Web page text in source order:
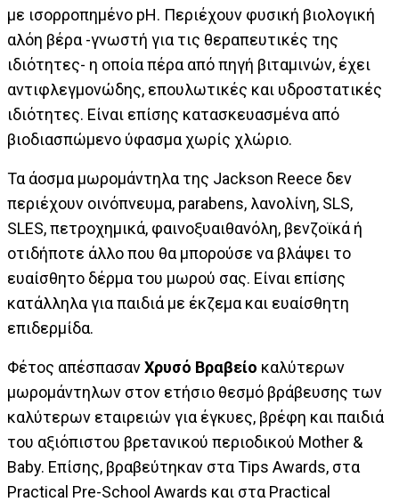
με ισορροπημένο pH. Περιέχουν φυσική βιολογική
αλόη βέρα -γνωστή για τις θεραπευτικές της
ιδιότητες- η οποία πέρα από πηγή βιταμινών, έχει
αντιφλεγμονώδης, επουλωτικές και υδροστατικές
ιδιότητες. Είναι επίσης κατασκευασμένα από
βιοδιασπώμενο ύφασμα χωρίς χλώριο.
Τα άοσμα μωρομάντηλα της Jackson Reece δεν
περιέχουν οινόπνευμα, parabens, λανολίνη, SLS,
SLES, πετροχημικά, φαινοξυαιθανόλη, βενζοϊκά ή
οτιδήποτε άλλο που θα μπορούσε να βλάψει το
ευαίσθητο δέρμα του μωρού σας. Είναι επίσης
κατάλληλα για παιδιά με έκζεμα και ευαίσθητη
επιδερμίδα.
Φέτος απέσπασανΧρυσό Βραβείο καλύτερων
μωρομάντηλων στον ετήσιο θεσμό βράβευσης των
καλύτερων εταιρειών για έγκυες, βρέφη και παιδιά
του αξιόπιστου βρετανικού περιοδικού Mother &
Baby. Επίσης, βραβεύτηκαν στα Tips Awards, στα
Practical Pre-School Awards και στα Practical